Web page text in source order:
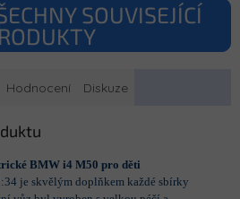
SOUVISEJÍCÍ
Hodnocení Diskuze
BMW i4 M50 pro děti
je skvělým doplňkem každé sbírky